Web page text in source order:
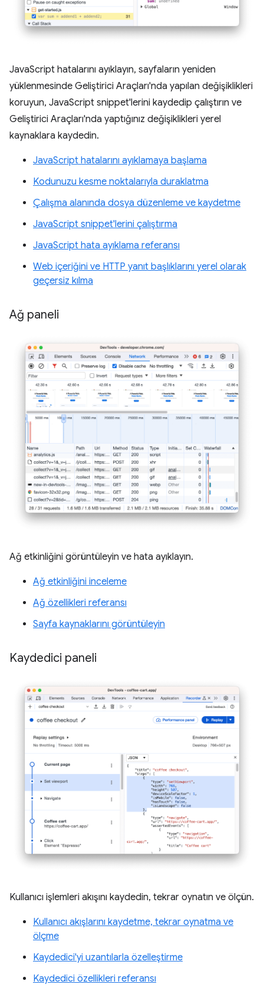
JavaScript hatalarını ayıklayın, sayfaların yeniden
yüklenmesinde Geliştirici Araçları'nda yapılan değişiklikleri
koruyun, JavaScript snippet'lerini kaydedip çalıştırın ve
Geliştirici Araçları'nda yaptığınız değişiklikleri yerel
kaynaklara kaydedin.
JavaScript hatalarını ayıklamaya başlama
Kodunuzu kesme noktalarıyla duraklatma
Çalışma alanında dosya düzenleme ve kaydetme
JavaScript snippet'lerini çalıştırma
JavaScript hata ayıklama referansı
Web içeriğini ve HTTP yanıt başlıklarını yerel olarak
geçersiz kılma
Ağ paneli
Ağ etkinliğini görüntüleyin ve hata ayıklayın.
Ağ etkinliğini inceleme
Ağ özellikleri referansı
Sayfa kaynaklarını görüntüleyin
Kaydedici paneli
Kullanıcı işlemleri akışını kaydedin, tekrar oynatın ve ölçün.
Kullanıcı akışlarını kaydetme, tekrar oynatma ve
ölçme
Kaydedici'yi uzantılarla özelleştirme
Kaydedici özellikleri referansı